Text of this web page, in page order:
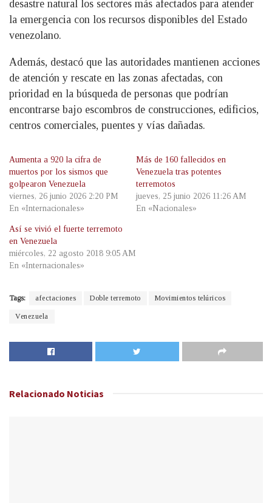
desastre natural los sectores más afectados para atender
la emergencia con los recursos disponibles del Estado
venezolano.
Además, destacó que las autoridades mantienen acciones
de atención y rescate en las zonas afectadas, con
prioridad en la búsqueda de personas que podrían
encontrarse bajo escombros de construcciones, edificios,
centros comerciales, puentes y vías dañadas.
Aumenta a 920 la cifra de
muertos por los sismos que
golpearon Venezuela
viernes, 26 junio 2026 2:20 PM
En «Internacionales»
Más de 160 fallecidos en
Venezuela tras potentes
terremotos
jueves, 25 junio 2026 11:26 AM
En «Nacionales»
Así se vivió el fuerte terremoto
en Venezuela
miércoles, 22 agosto 2018 9:05 AM
En «Internacionales»
Tags: afectaciones Doble terremoto Movimientos telúricos
Venezuela
Relacionado Noticias